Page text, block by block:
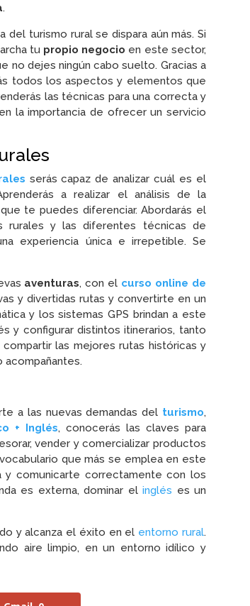
.
del turismo rural se dispara aún más. Si
tu propio negocio en este sector,
no dejes ningún cabo suelto. Gracias a
todos los aspectos y elementos que
las técnicas para una correcta y
la importancia de ofrecer un servicio
serás capaz de analizar cuál es el
a realizar el análisis de la
te puedes diferenciar. Abordarás el
rurales y las diferentes técnicas de
experiencia única e irrepetible. Se
aventuras, con el curso online de
y divertidas rutas y convertirte en un
y los sistemas GPS brindan a este
y configurar distintos itinerarios, tanto
las mejores rutas históricas y
a las nuevas demandas del turismo,
+ Inglés, conocerás las claves para
vender y comercializar productos
que más se emplea en este
y comunicarte correctamente con los
es externa, dominar elinglés es un
y alcanza el éxito en el entorno rural.
aire limpio, en un entorno idílico y